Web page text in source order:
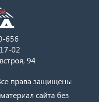
656
02
94
права защищены
сайта без